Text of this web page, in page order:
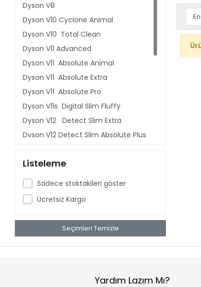
Dyson V8
Dyson V10 Cyclone Animal
Dyson V10 Total Clean
Dyson V11 Advanced
Dyson V11 Absolute Animal
Dyson V11 Absolute Extra
Dyson V11 Absolute Pro
Dyson V11s Digital Slim Fluffy
Dyson V12 Detect Slim Extra
Dyson V12 Detect Slim Absolute Plus
Dyson V15 Detect Total Clean
Dyson V15 Detect Absolute
Dyson V15s Detect Submarine
Dyson V16 Piston Animal
Dyson Gen5 Detect
Dyson V8 Advanced
Dyson V8 Animal Plus
Listeleme
Sadece stoktakileri göster
Ücretsiz Kargo
Seçimleri Temizle
Yardım Lazım Mı?